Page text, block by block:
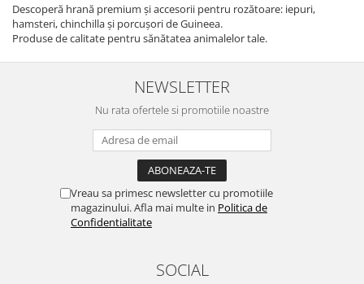
Descoperă hrană premium și accesorii pentru rozătoare: iepuri,
hamsteri, chinchilla și porcușori de Guineea.
Produse de calitate pentru sănătatea animalelor tale.
NEWSLETTER
Nu rata ofertele si promotiile noastre
Vreau sa primesc newsletter cu promotiile
magazinului. Afla mai multe in Politica de
Confidentialitate
SOCIAL